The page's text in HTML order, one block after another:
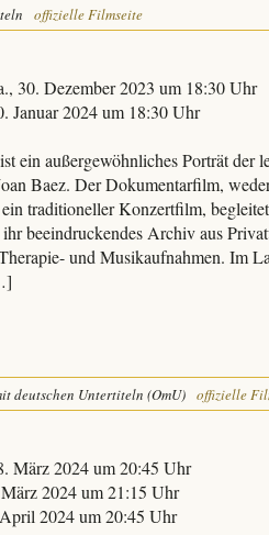
offizielle Filmseite
30. Dezember 2023 um 18:30 Uhr
Januar 2024 um 18:30 Uhr
außergewöhnliches Porträt der
Baez. Der Dokumentarfilm,
traditioneller Konzertfilm,
beeindruckendes Archiv aus
und Musikaufnahmen. Im
deutschen Untertiteln (OmU) offizielle
März 2024 um 20:45 Uhr
2024 um 21:15 Uhr
2024 um 20:45 Uhr